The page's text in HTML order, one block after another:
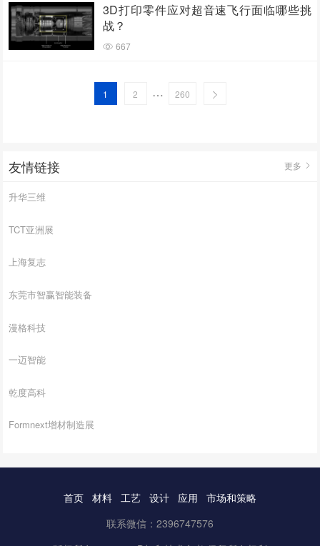
3D打印零件应对超音速飞行面临哪些挑
战？
667
1 2 … 260
友情链接 更多
升华三维
TCT亚洲展
上海复志
东莞市智赢智能装备
漫格科技
一迈智能
乾度高科
Formnext增材制造展
首页 材料 工艺 设计 应用
市场和策略
联系微信：2396747576